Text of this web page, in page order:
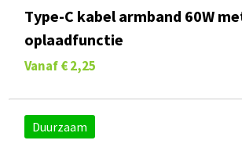
Type-C kabel armband 60W
oplaadfunctie
Vanaf € 2,25
Duurzaam